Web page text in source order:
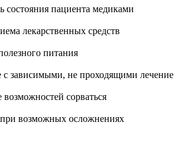
состояния пациента медиками
лекарственных средств
питания
с зависимыми, не проходящими лечение
сорваться
возможных осложнениях